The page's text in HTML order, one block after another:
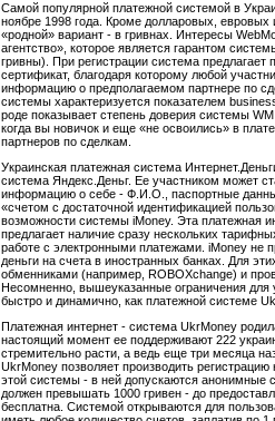
Самой популярной платежной системой в
ноябре 1998 года. Кроме долларовых,
«родной» вариант - в гривнах. Интересы
агентство», которое является гарантом
гривны). При регистрации система предлагает
сертификат, благодаря которому любой
информацию о предполагаемом партнере по
системы характеризуется показателем
роде показывает степень доверия системы
когда вы новичок и еще «не освоились» в
партнеров по сделкам.
Украинская платежная система
система Яндекс.Деньг. Ее участником может
информацию о себе - Ф.И.О., паспортные
«счетом с достаточной идентификацией
возможности системы iMoney. Эта платежная
предлагает наличие сразу нескольких
работе с электронными платежами. iMoney не
деньги на счета в иностранных банках. Для
обменниками (например, ROBOXchange) и
Несомненно, вышеуказанные ограничения для
быстро и динамично, как платежной системе
Платежная интернет - система UkrMoney
настоящий момент ее поддерживают 222
стремительно расти, а ведь еще три месяца
UkrMoney позволяет производить
этой системы - в ней допускаются анонимные
должен превышать 1000 гривен - до
бесплатна. Системой открываются для